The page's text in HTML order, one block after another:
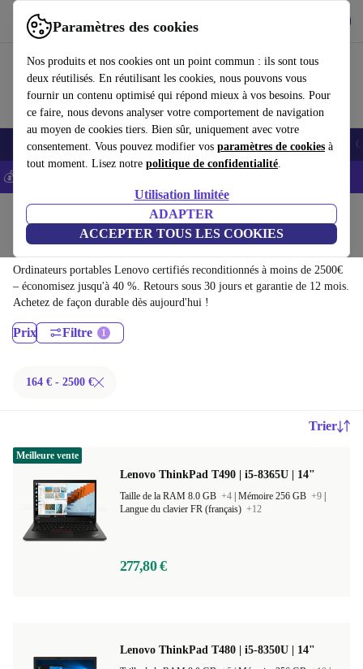
Paramètres des cookies
Nos produits et nos cookies ont un point commun : ils sont tous
deux réutilisés. En réutilisant les cookies, nous pouvons vous
fournir un contenu optimisé qui répond mieux à vos besoins. Pour
ce faire, nous devons analyser votre comportement de navigation
au moyen de cookies tiers. Bien sûr, uniquement avec votre
consentement. Vous pouvez modifier vos paramètres de cookies à
tout moment. Lisez notre politique de confidentialité.
Utilisation limitée
ADAPTER
ACCEPTER TOUS LES COOKIES
Utilisez refurbed rapidement et facilement
Smartphones Laptops Tablettes Montres connectées Accessoires
💰-5% EXTRA sur les iPhones – Code: IPHONEDEAL -
Ordinateurs portables
Ordinateurs portables Lenovo:
Ordinateurs portables Lenovo certifiés reconditionnés à moins de 2500€
– économisez jusqu'à 40 %. Retours sous 30 jours et garantie de 12 mois.
Achetez de façon durable dès aujourd'hui !
Prix Filtre
164 € - 2500 €
Trier
Lenovo ThinkPad T490 | i5-8365U | 14"
Taille de la RAM 8.0 GB +4 Mémoire 256 GB +9
Langue du clavier FR (français) +12
277,80 €
Meilleure vente
Lenovo ThinkPad T480 | i5-8350U | 14"